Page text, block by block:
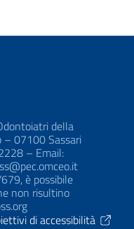
della
– 07100 Sassari
– Email:
è possibile
non risultino
di accessibilità